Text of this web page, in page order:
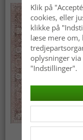
Klik på
cookies, eller
klikke på
læse mere om,
oplysninger
"Indstillinger".